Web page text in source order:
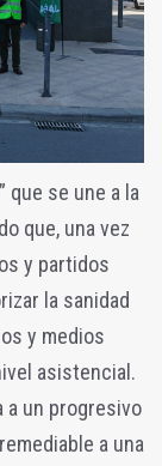
que se une a la
que, una vez
y partidos
la sanidad
y medios
asistencial.
a un progresivo
a una